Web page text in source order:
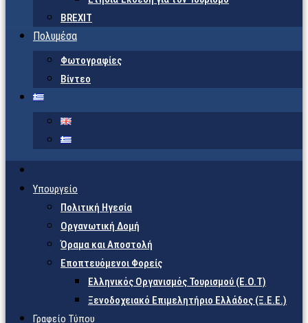
BREXIT
Πολυμέσα
Φωτογραφίες
Βίντεο
Υπουργείο
Πολιτική Ηγεσία
Οργανωτική Δομή
Όραμα και Αποστολή
Εποπτευόμενοι Φορείς
Eλληνικός Οργανισμός Τουρισμού (Ε.Ο.Τ)
Ξενοδοχειακό Επιμελητήριο Ελλάδος (Ξ.Ε.Ε.)
Γραφείο Τύπου